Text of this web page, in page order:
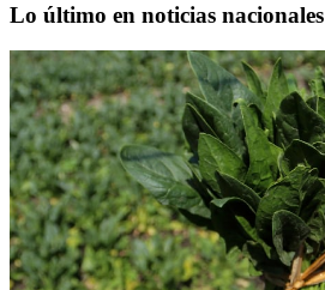
Lo último en noticias nacionales